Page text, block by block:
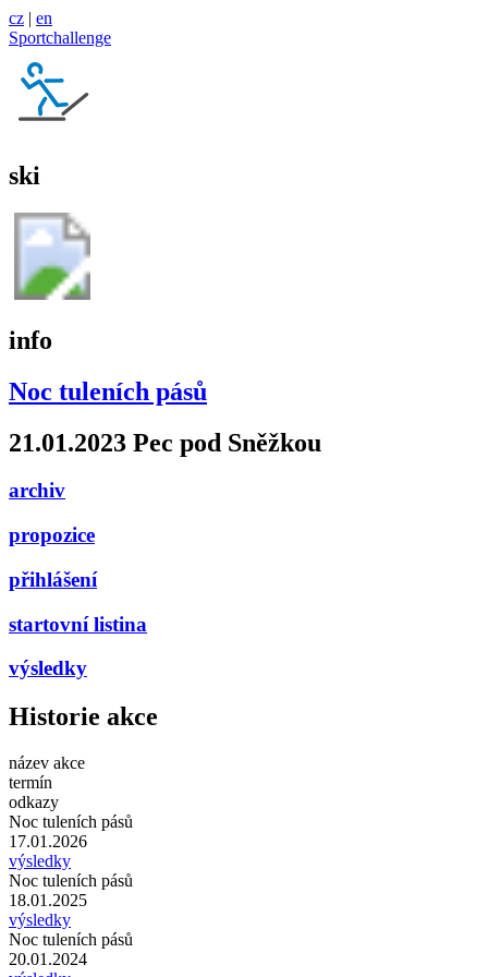
cz | en
Sportchallenge
ski
info
Noc tuleních pásů
21.01.2023 Pec pod Sněžkou
archiv
propozice
přihlášení
startovní listina
výsledky
Historie akce
název akce
termín
odkazy
Noc tuleních pásů
17.01.2026
výsledky
Noc tuleních pásů
18.01.2025
výsledky
Noc tuleních pásů
20.01.2024